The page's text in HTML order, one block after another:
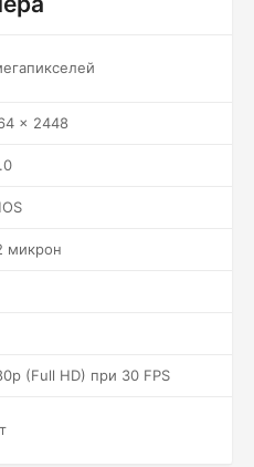
x 2448
микрон
(Full HD) при 30 FPS